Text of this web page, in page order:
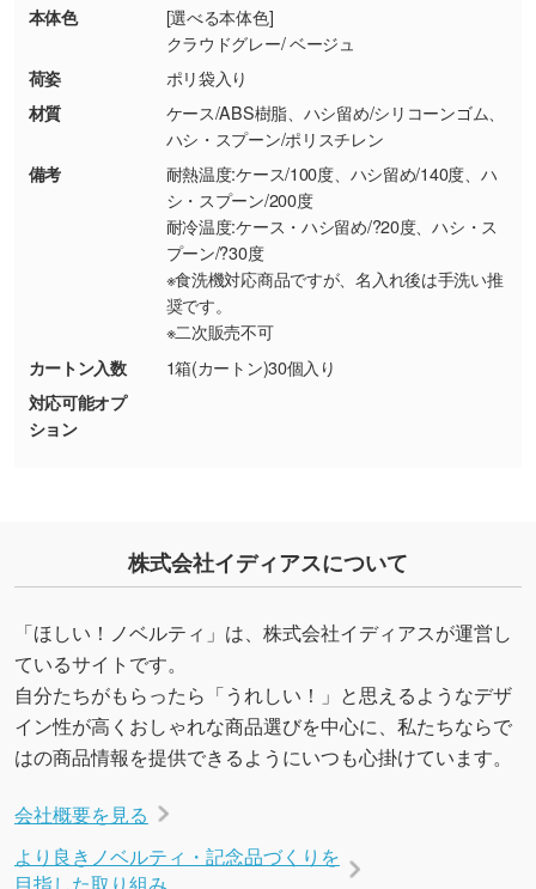
・背景がある画像からキャラクター部分だけを
使いたいです
シンプルな背景のデータや、使いたいキャラク
ター部分の輪郭がはっきりしているデータは切
り抜き処理が可能です。→詳しく見る
・持っているデータの背景が足りない／塗り足
しの作り方が分からない
印刷したいデータが印刷範囲よりも小さい場
合、シンプルな色・柄の背景であれば拡張が可
詳しく見る
・デザインにQRコードを入れたい／QRコード
を生成してほしい
URLをご指定いただければ、QRコードを生成
品・色・数量などの注文間違い等)
本体色
[選べる本体色]
クラウドグレー/ ベージュ
荷姿
ポリ袋入り
材質
ケース/ABS樹脂、ハシ留め/シリコーンゴム、
ハシ・スプーン/ポリスチレン
備考
耐熱温度:ケース/100度、ハシ留め/140度、ハ
シ・スプーン/200度
耐冷温度:ケース・ハシ留め/?20度、ハシ・ス
プーン/?30度
※食洗機対応商品ですが、名入れ後は手洗い推
奨です。
※二次販売不可
カートン入数
1箱(カートン)30個入り
対応可能オプ
ション
株式会社イディアスについて
「ほしい！ノベルティ」は、株式会社イディアスが運営し
ているサイトです。
自分たちがもらったら「うれしい！」と思えるようなデザ
イン性が高くおしゃれな商品選びを中心に、私たちならで
はの商品情報を提供できるようにいつも心掛けています。
会社概要を見る
より良きノベルティ・記念品づくりを
目指した取り組み